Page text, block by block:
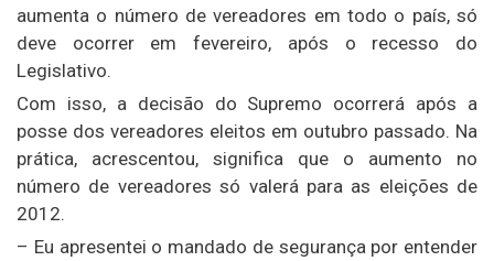
aumenta o número de vereadores em todo o país, só
deve ocorrer em fevereiro, após o recesso do
Legislativo.
Com isso, a decisão do Supremo ocorrerá após a
posse dos vereadores eleitos em outubro passado. Na
prática, acrescentou, significa que o aumento no
número de vereadores só valerá para as eleições de
2012.
– Eu apresentei o mandado de segurança por entender